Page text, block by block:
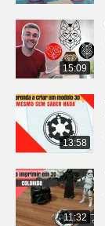
15:09
13:58
11:32